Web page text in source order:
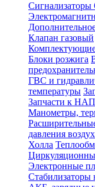
Клапан газовый
Комплектующие
Блоки розжига
ГВС и
температуры
Запчасти к
Манометры,
давления
Холла
Электронные
Стабилизаторы